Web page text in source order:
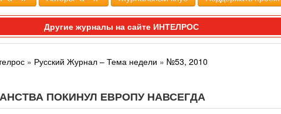
Другие журналы на сайте ИНТЕЛРОС
» Русский Журнал – Тема недели » №53, 2010
ПОКИНУЛ ЕВРОПУ НАВСЕГДА